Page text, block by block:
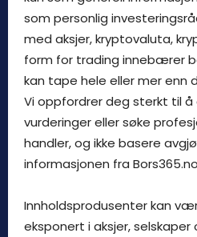
som personlig
med aksjer, kryptovaluta,
form for trading innebærer
kan tape hele eller mer enn
Vi oppfordrer deg sterkt til
vurderinger eller søke
handler, og ikke basere
informasjonen fra
Innholdsprodusenter kan
eksponert i aksjer,